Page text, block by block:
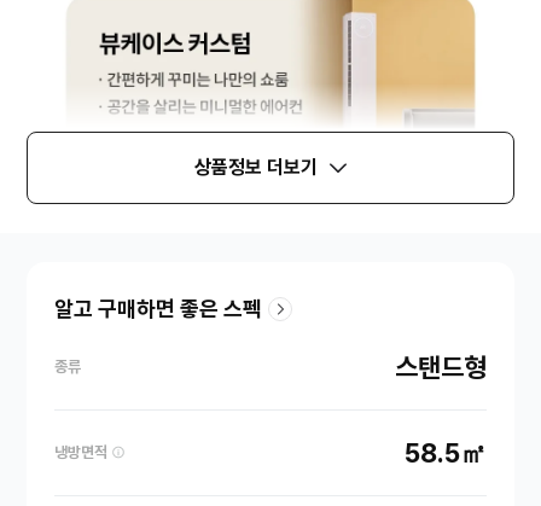
상품정보 더보기
알고 구매하면 좋은 스펙
종류 스탠드형
냉방면적 58.5㎡